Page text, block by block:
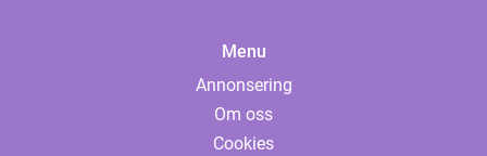
Menu
Annonsering
Om oss
Cookies